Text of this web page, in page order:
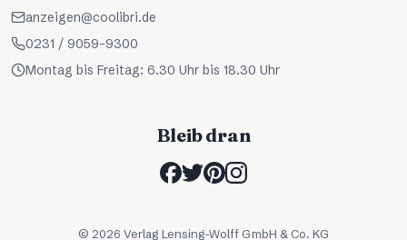
anzeigen@coolibri.de
0231 / 9059-9300
Montag bis Freitag: 6.30 Uhr bis 18.30 Uhr
Bleib dran
© 2026 Verlag Lensing-Wolff GmbH & Co. KG